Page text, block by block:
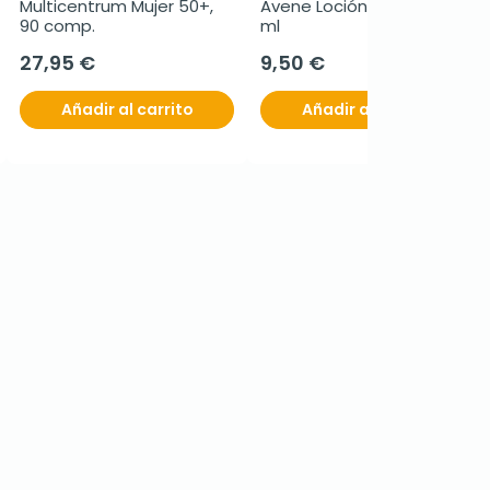
Multicentrum Mujer 50+,
90 comp.
27,95 €
Añadir al carrito
Avene Loción micelar, 400
ml
9,50 €
Añadir al carrito